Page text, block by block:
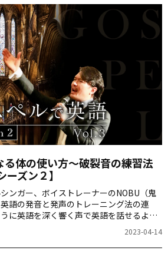
る体の使い方～破裂音の練習法
ーズン２】
ンガー、ボイストレーナーのNOBU（鬼
語の発音と発声のトレーニング法の連
に英語を深く響く声で英語を話せるよう
介します。記事の最後で響く声を出す練
画を紹介しています。NOBUさんと一緒に
を熱唱してみましょう。
2023-04-14